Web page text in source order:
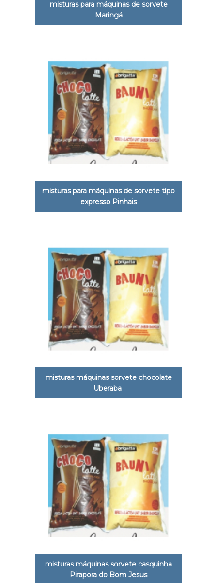
misturas para máquinas de sorvete
Maringá
misturas para máquinas de sorvete tipo
expresso Pinhais
misturas máquinas sorvete chocolate
Uberaba
misturas máquinas sorvete casquinha
Pirapora do Bom Jesus